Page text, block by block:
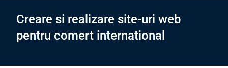
Creare si realizare site-uri web
pentru comert international